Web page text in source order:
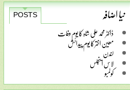
نیا اضافہ
POSTS
ڈاکٹر محمد علی شاہ کا یوم وفات
معین اختر کا یوم پیدائش
لندن
لاس اینجلس
کولمبو